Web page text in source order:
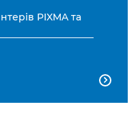
PIXMA та
